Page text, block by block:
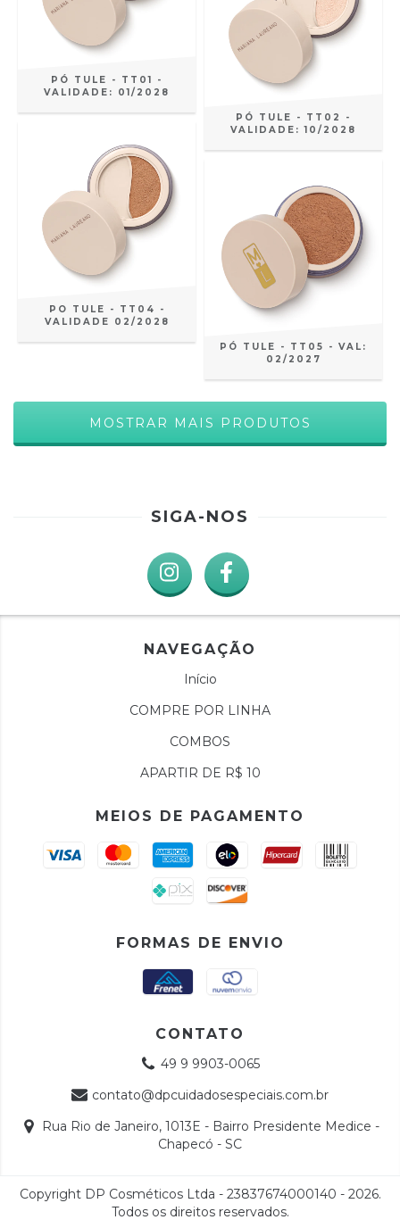
PÓ TULE - TT01 -
VALIDADE: 01/2028
PÓ TULE - TT02 -
VALIDADE: 10/2028
PO TULE - TT04 -
VALIDADE 02/2028
PÓ TULE - TT05 - VAL:
02/2027
MOSTRAR MAIS PRODUTOS
SIGA-NOS
NAVEGAÇÃO
Início
COMPRE POR LINHA
COMBOS
APARTIR DE R$ 10
MEIOS DE PAGAMENTO
FORMAS DE ENVIO
CONTATO
49 9 9903-0065
contato@dpcuidadosespeciais.com.br
Rua Rio de Janeiro, 1013E - Bairro Presidente Medice -
Chapecó - SC
Copyright DP Cosméticos Ltda - 23837674000140 - 2026.
Todos os direitos reservados.